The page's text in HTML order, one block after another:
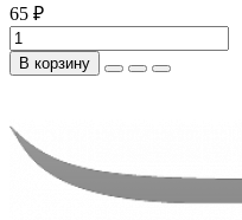
65 ₽
В корзину